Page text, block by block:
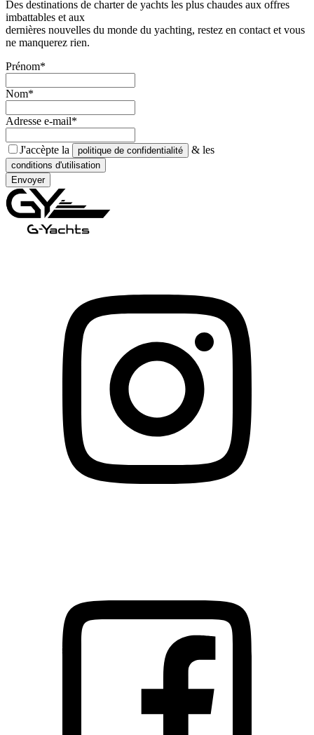
Des destinations de charter de yachts les plus chaudes aux offres
imbattables et aux
dernières nouvelles du monde du yachting, restez en contact et vous
ne manquerez rien.
Prénom*
Nom*
Adresse e-mail*
J'accèpte la politique de confidentialité & les
conditions d'utilisation
Envoyer